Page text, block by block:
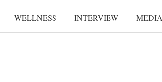
WELLNESS INTERVIEW MEDIA